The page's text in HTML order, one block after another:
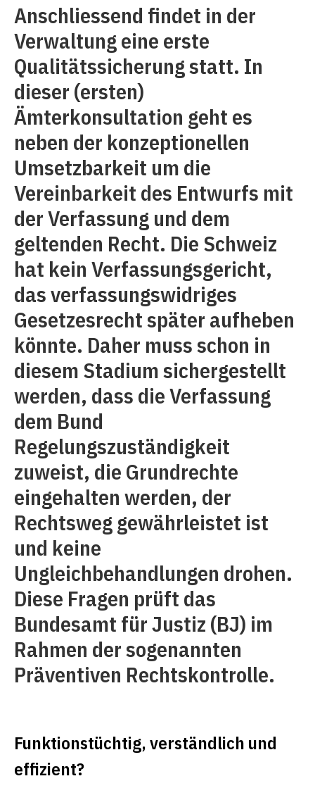
Anschliessend findet in der
Verwaltung eine erste
Qualitätssicherung statt. In
dieser (ersten)
Ämterkonsultation geht es
neben der konzeptionellen
Umsetzbarkeit um die
Vereinbarkeit des Entwurfs mit
der Verfassung und dem
geltenden Recht. Die Schweiz
hat kein Verfassungsgericht,
das verfassungswidriges
Gesetzesrecht später aufheben
könnte. Daher muss schon in
diesem Stadium sichergestellt
werden, dass die Verfassung
dem Bund
Regelungszuständigkeit
zuweist, die Grundrechte
eingehalten werden, der
Rechtsweg gewährleistet ist
und keine
Ungleichbehandlungen drohen.
Diese Fragen prüft das
Bundesamt für Justiz (BJ) im
Rahmen der sogenannten
Präventiven Rechtskontrolle.
Funktionstüchtig, verständlich und
effizient?